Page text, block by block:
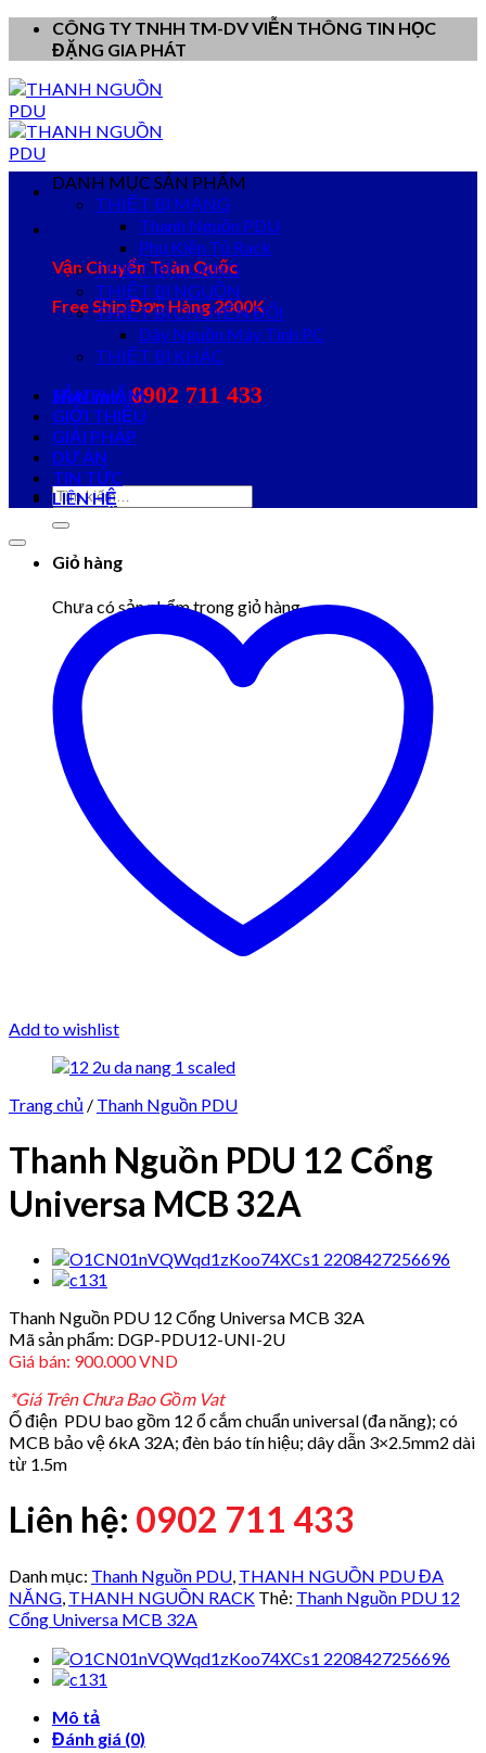
Skip
content
CÔNG TY TNHH TM-DV VIỄN THÔNG TIN HỌC
ĐẶNG GIA PHÁT
Vận Chuyển Toàn Quốc
Free Ship Đơn Hàng 2000K
HotLine: 0902 711 433
Tìm
kiếm:
Giỏ hàng
Chưa có sản phẩm trong giỏ hàng.
DANH MỤC SẢN PHẨM
THIẾT BỊ MẠNG
Thanh Nguồn PDU
Phụ Kiện Tủ Rack
THIẾT BỊ QUANG
THIẾT BỊ NGUỒN
THIẾT BỊ CHUYỂN ĐỔI
Dây Nguồn Máy Tính PC
THIẾT BỊ KHÁC
SẢN PHẨM
GIỚI THIỆU
GIẢI PHÁP
DỰ ÁN
TIN TỨC
LIÊN HỆ
Add to wishlist
Trang chủ / Thanh Nguồn PDU
Thanh Nguồn PDU 12 Cổng
Universa MCB 32A
Thanh Nguồn PDU 12 Cổng Universa MCB 32A
Mã sản phẩm: DGP-PDU12-UNI-2U
Giá bán: 900.000 VND
*Giá Trên Chưa Bao Gồm Vat
Ổ điện PDU bao gồm 12 ổ cắm chuẩn universal (đa năng); có
MCB bảo vệ 6kA 32A; đèn báo tín hiệu; dây dẫn 3×2.5mm2 dài
từ 1.5m
Liên hệ: 0902 711 433
Danh mục: Thanh Nguồn PDU THANH NGUỒN PDU ĐA
NĂNG THANH NGUỒN RACK Thẻ: Thanh Nguồn PDU 12
Cổng Universa MCB 32A
Mô tả
Đánh giá (0)